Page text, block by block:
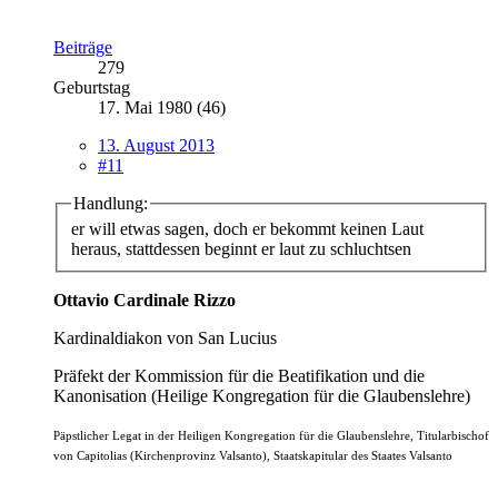
Beiträge
279
Geburtstag
17. Mai 1980 (46)
13. August 2013
#11
Handlung:
er will etwas sagen, doch er bekommt keinen Laut
heraus, stattdessen beginnt er laut zu schluchtsen
Ottavio Cardinale Rizzo
Kardinaldiakon von San Lucius
Präfekt der Kommission für die Beatifikation und die
Kanonisation (Heilige Kongregation für die Glaubenslehre)
Päpstlicher Legat in der Heiligen Kongregation für die Glaubenslehre, Titularbischof
von Capitolias (Kirchenprovinz Valsanto), Staatskapitular des Staates Valsanto